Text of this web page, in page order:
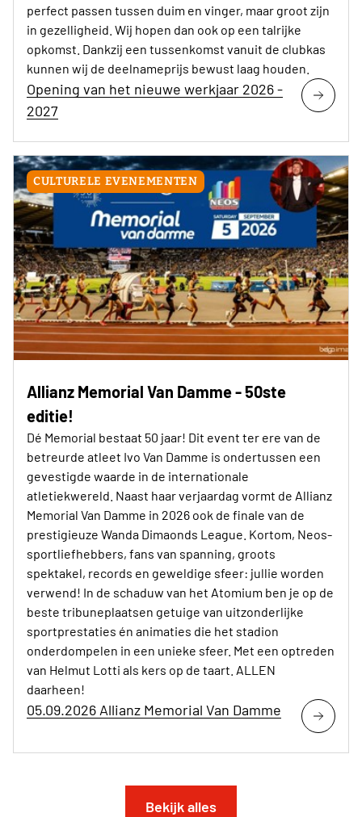
perfect passen tussen duim en vinger, maar groot zijn
in gezelligheid. Wij hopen dan ook op een talrijke
opkomst. Dankzij een tussenkomst vanuit de clubkas
kunnen wij de deelnameprijs bewust laag houden.
Opening van het nieuwe werkjaar 2026 -
2027
CULTURELE EVENEMENTEN
Allianz Memorial Van Damme - 50ste
editie!
Dé Memorial bestaat 50 jaar! Dit event ter ere van de
betreurde atleet Ivo Van Damme is ondertussen een
gevestigde waarde in de internationale
atletiekwereld. Naast haar verjaardag vormt de Allianz
Memorial Van Damme in 2026 ook de finale van de
prestigieuze Wanda Dimaonds League. Kortom, Neos-
sportliefhebbers, fans van spanning, groots
spektakel, records en geweldige sfeer: jullie worden
verwend! In de schaduw van het Atomium ben je op de
beste tribuneplaatsen getuige van uitzonderlijke
sportprestaties én animaties die het stadion
onderdompelen in een unieke sfeer. Met een optreden
van Helmut Lotti als kers op de taart. ALLEN
daarheen!
05.09.2026 Allianz Memorial Van Damme
Bekijk alles